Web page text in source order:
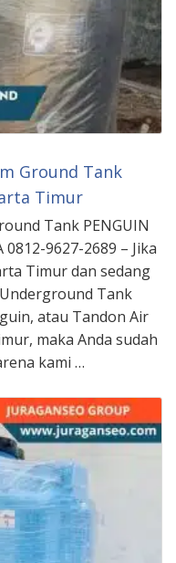
Ground Tank
Timur
Tank PENGUIN
9627-2689 – Jika
Timur dan sedang
Tank
atau Tandon Air
maka Anda sudah
kami …